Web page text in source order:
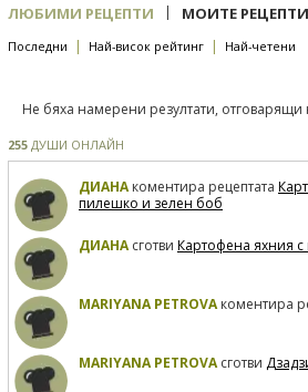
ЛЮБИМИ РЕЦЕПТИ | МОИТЕ РЕЦЕПТИ
Последни | Най-висок рейтинг | Най-четени
Не бяха намерени резултати,
255 ДУШИ ОНЛАЙН
ДИАНАкоментира рецептата
пилешко и зелен боб
ДИАНАсготви Картофена яхния
MARIYANA PETROVAкоментира
MARIYANA PETROVAсготви